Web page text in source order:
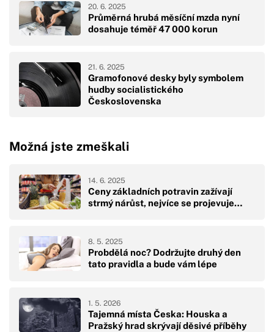
Průměrná hrubá měsíční mzda nyní
dosahuje téměř 47 000 korun
20. 6. 2025
Gramofonové desky byly symbolem
hudby socialistického
Československa
21. 6. 2025
Možná jste zmeškali
Ceny základních potravin zažívají
strmý nárůst, nejvíce se projevuje…
14. 6. 2025
Probdělá noc? Dodržujte druhý den
tato pravidla a bude vám lépe
8. 5. 2025
Tajemná místa Česka: Houska a
Pražský hrad skrývají děsivé příběhy
1. 5. 2026